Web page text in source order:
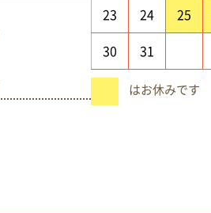
23
24 25
30
31
はお休みです